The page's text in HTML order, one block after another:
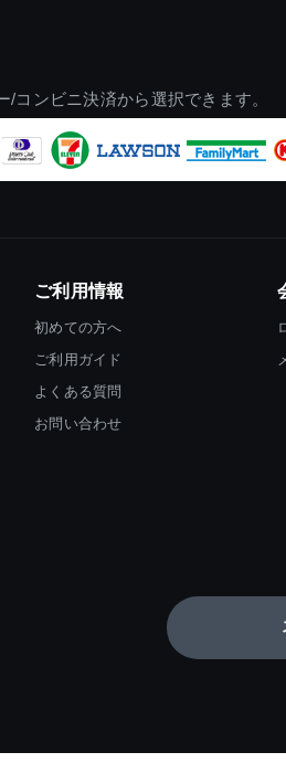
コンビニ決済から選択できます。
ご利用情報
初めての方へ
ご利用ガイド
よくある質問
お問い合わせ